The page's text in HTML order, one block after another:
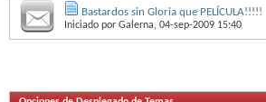
Bastardos sin Gloria que PELÍCULA!!!!!
Iniciado por Galerna, 04-sep-2009 15:40